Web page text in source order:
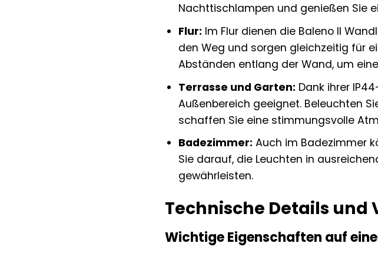
Nachttischlampen und genießen Sie
Flur: Im Flur dienen die Baleno II
den Weg und sorgen gleichzeitig für
Abständen entlang der Wand, um
Terrasse und Garten: Dank ihrer
Außenbereich geeignet. Beleuchten
schaffen Sie eine stimmungsvolle
Badezimmer: Auch im Badezimmer
Sie darauf, die Leuchten in
gewährleisten.
Technische Details und
Wichtige Eigenschaften auf